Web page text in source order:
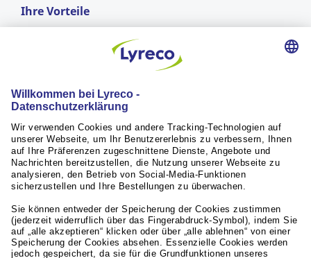
Ihre Vorteile
GRATIS LIEFERUNG
ab einem Bestellwert von CHF 50.-
Lieferung am nächsten Arbeitstag*
RÜCKGABERECHT
innerhalb von 30 Tagen
Weiterführende Links
Servicequalität
Aktuelles / Presse
Unsere Partner